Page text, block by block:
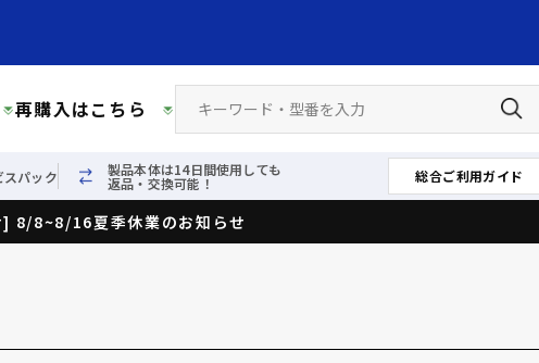
再購入はこちら
パック 製品本体は14日間使用しても
返品・交換可能！ 総合ご利用ガイド
8/8~8/16夏季休業のお知らせ